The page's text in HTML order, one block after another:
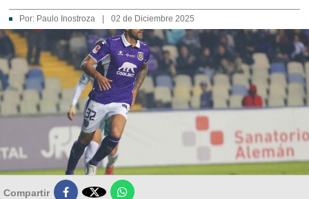
Por: Paulo Inostroza 02 de Diciembre 2025
Compartir 